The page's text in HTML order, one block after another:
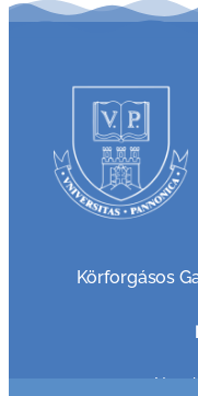
Körforgásos
8800